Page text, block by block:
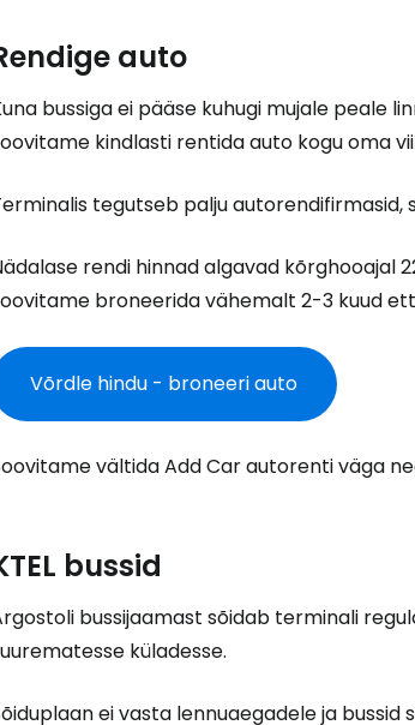
auto
bussiga ei pääse kuhugi mujale peale
kindlasti rentida auto kogu oma
tegutseb palju autorendifirmasid,
rendi hinnad algavad
broneerida vähemalt 2-3 kuud
Võrdle hindu - broneeri auto
vältida Add Car autorenti väga
bussid
bussijaamast sõidab terminali
küladesse.
ei vasta lennuaegadele ja
Logi
... ülemaailmne